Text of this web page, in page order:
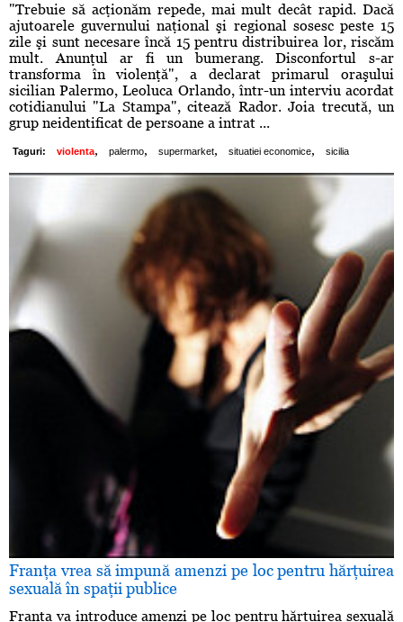
"Trebuie să acţionăm repede, mai mult decât rapid. Dacă
ajutoarele guvernului naţional şi regional sosesc peste 15
zile şi sunt necesare încă 15 pentru distribuirea lor, riscăm
mult. Anunţul ar fi un bumerang. Disconfortul s-ar
transforma în violenţă", a declarat primarul oraşului
sicilian Palermo, Leoluca Orlando, într-un interviu acordat
cotidianului "La Stampa", citează Rador. Joia trecută, un
grup neidentificat de persoane a intrat ...
Taguri: violenta, palermo, supermarket, situatiei economice, sicilia
Franţa vrea să impună amenzi pe loc pentru hărţuirea
sexuală în spaţii publice
Franţa va introduce amenzi pe loc pentru hărţuirea sexuală